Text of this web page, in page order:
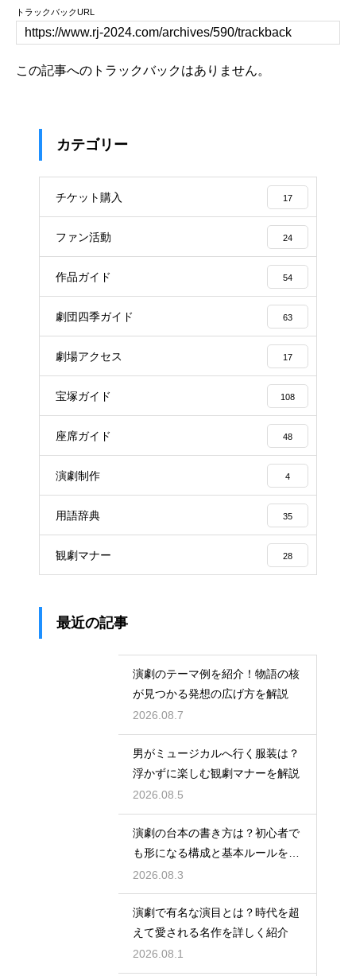
トラックバックURL
この記事へのトラックバックはありません。
カテゴリー
チケット購入 17
ファン活動 24
作品ガイド 54
劇団四季ガイド 63
劇場アクセス 17
宝塚ガイド 108
座席ガイド 48
演劇制作 4
用語辞典 35
観劇マナー 28
最近の記事
演劇のテーマ例を紹介！物語の核
が見つかる発想の広げ方を解説
2026.08.7
男がミュージカルへ行く服装は？
浮かずに楽しむ観劇マナーを解説
2026.08.5
演劇の台本の書き方は？初心者で
も形になる構成と基本ルールを解
説
2026.08.3
演劇で有名な演目とは？時代を超
えて愛される名作を詳しく紹介
2026.08.1